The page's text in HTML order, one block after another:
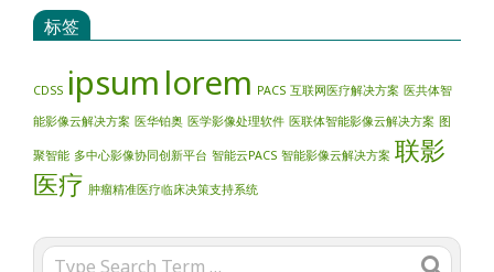
标签
CDSS ipsum lorem PACS 互联网医疗解决方案 医共体智
能影像云解决方案 医华铂奥 医学影像处理软件 医联体智能影像云解决方案 图
聚智能 多中心影像协同创新平台 智能云PACS 智能影像云解决方案 联影
医疗 肿瘤精准医疗临床决策支持系统
Search